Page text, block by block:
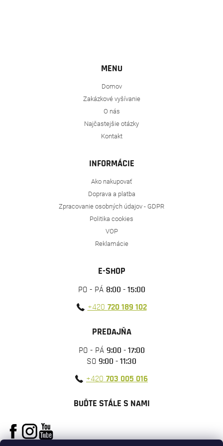
MENU
Domov
Zakázkové vyšívanie
O nás
Najčastejšie otázky
Kontakt
INFORMÁCIE
Ako nakupovať
Doprava a platba
Zpracovanie osobných údajov - GDPR
Politika cookies
VOP
Reklamácie
E-SHOP
PO - PÁ 8:00 - 15:00
+420 720 189 102
PREDAJŇA
PO - PÁ 9:00 - 17:00
SO 9:00 - 11:30
+420 703 005 016
BUĎTE STÁLE S NAMI